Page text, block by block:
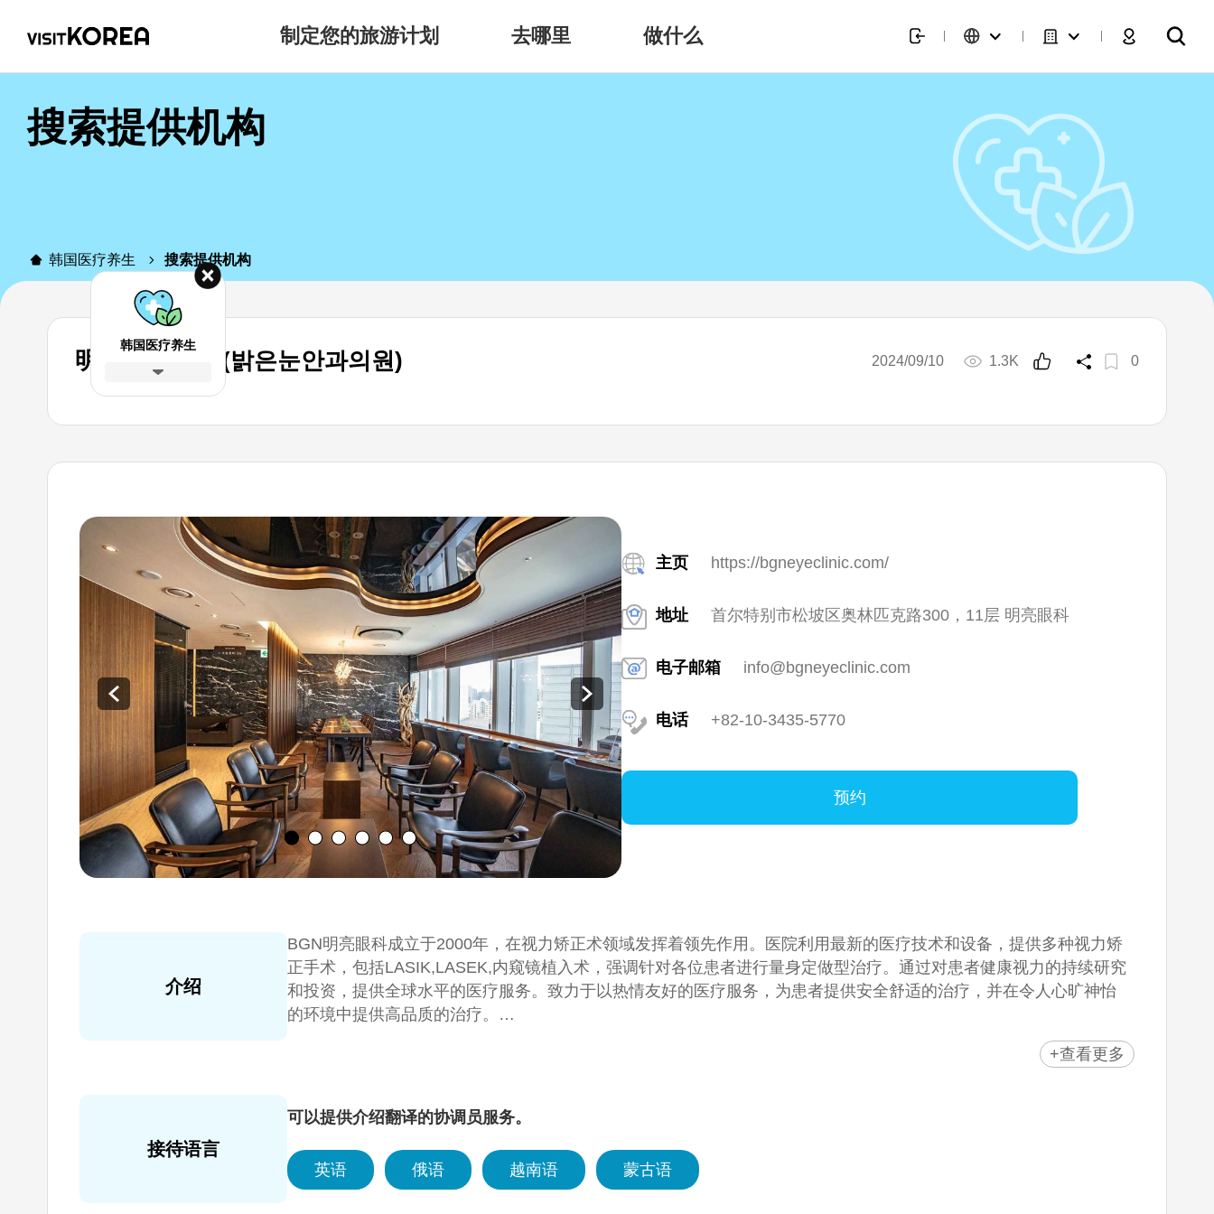
制定您的旅游计划 去哪里 做什么
搜索提供机构
韩国医疗养生 搜索提供机构
明亮眼科医院 (밝은눈안과의원) 2024/09/10 1.3K 0
主页 https://bgneyeclinic.com/
地址 首尔特别市松坡区奥林匹克路300，11层 明亮眼科
电子邮箱 info@bgneyeclinic.com
电话 +82-10-3435-5770
预约
介绍
BGN明亮眼科成立于2000年，在视力矫正术领域发挥着领先作用。医院利用最新的医疗技术和设备，提供多种视力矫
正手术，包括LASIK,LASEK,内窥镜植入术，强调针对各位患者进行量身定做型治疗。通过对患者健康视力的持续研究
和投资，提供全球水平的医疗服务。致力于以热情友好的医疗服务，为患者提供安全舒适的治疗，并在令人心旷神怡
的环境中提供高品质的治疗。
+查看更多
接待语言
可以提供介绍翻译的协调员服务。
英语 俄语 越南语 蒙古语
韩国医疗养生